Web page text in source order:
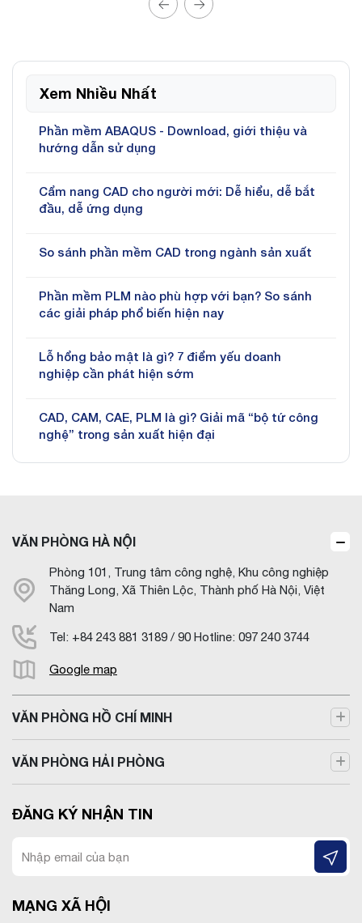
Xem Nhiều Nhất
Phần mềm ABAQUS - Download, giới thiệu và
hướng dẫn sử dụng
Cẩm nang CAD cho người mới: Dễ hiểu, dễ bắt
đầu, dễ ứng dụng
So sánh phần mềm CAD trong ngành sản xuất
Phần mềm PLM nào phù hợp với bạn? So sánh
các giải pháp phổ biến hiện nay
Lỗ hổng bảo mật là gì? 7 điểm yếu doanh
nghiệp cần phát hiện sớm
CAD, CAM, CAE, PLM là gì? Giải mã “bộ tứ công
nghệ” trong sản xuất hiện đại
VĂN PHÒNG HÀ NỘI
Phòng 101, Trung tâm công nghệ, Khu công nghiệp
Thăng Long, Xã Thiên Lộc, Thành phố Hà Nội, Việt
Nam
Tel: +84 243 881 3189 / 90 Hotline: 097 240 3744
Google map
VĂN PHÒNG HỒ CHÍ MINH
VĂN PHÒNG HẢI PHÒNG
ĐĂNG KÝ NHẬN TIN
MẠNG XÃ HỘI